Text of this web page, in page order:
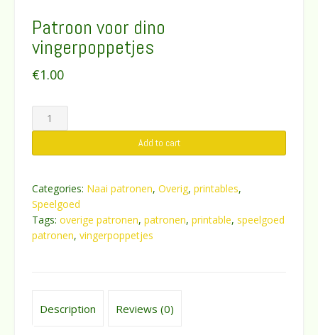
Patroon voor dino
vingerpoppetjes
€1.00
Patroon
voor
vingerpoppetjes
Add to cart
Categories: Naai patronen, Overig, printables,
Speelgoed
Tags: overige patronen, patronen, printable, speelgoed
patronen, vingerpoppetjes
Description Reviews (0)